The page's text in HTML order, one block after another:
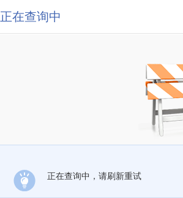
正在查询中
正在查询中，请刷新重试